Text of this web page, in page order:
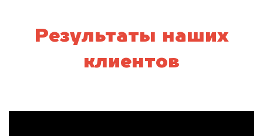
Результаты наших
клиентов